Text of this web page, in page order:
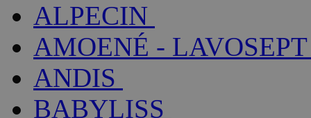
ALPECIN
AMOENÉ - LAVOSEPT
ANDIS
BABYLISS